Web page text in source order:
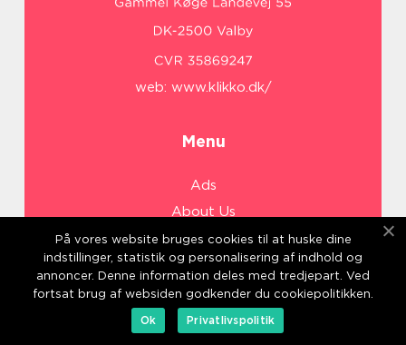
web: www.klikko.dk/
Menu
Ads
About Us
Cookies
Contact
Sitemap
På vores website bruges cookies til at huske dine
indstillinger, statistik og personalisering af indhold og
annoncer. Denne information deles med tredjepart. Ved
fortsat brug af websiden godkender du cookiepolitikken.
Ok
Privatlivspolitik